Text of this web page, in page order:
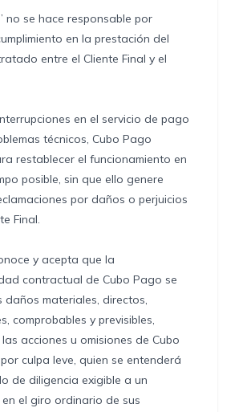
no se hace responsable por
en la prestación del
entre el Cliente Final y el
en el servicio de pago
técnicos, Cubo Pago
restablecer el funcionamiento en
posible, sin que ello genere
por daños o perjuicios
Final.
y acepta que la
contractual de Cubo Pago se
daños materiales, directos,
comprobables y previsibles,
acciones u omisiones de Cubo
culpa leve, quien se entenderá
de diligencia exigible a un
el giro ordinario de sus